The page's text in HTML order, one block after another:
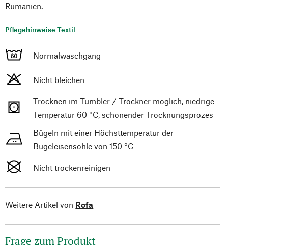
Rumänien.
Pflegehinweise Textil
Normalwaschgang
Nicht bleichen
Trocknen im Tumbler / Trockner möglich, niedrige
Temperatur 60 °C, schonender Trocknungsprozes
Bügeln mit einer Höchsttemperatur der
Bügeleisensohle von 150 °C
Nicht trockenreinigen
Weitere Artikel von Rofa
Frage zum Produkt